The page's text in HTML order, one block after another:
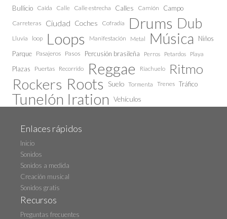
Bullicio Caida Calle Calle estrecha Calles Camión Campo
Carreteras Ciudad Coches Cofradía Drums Dub
Lluvia loop Loops Manifestación Metal Música
Niños
Parque Pasajeros Pasos Percusión brasileña Perros Petardos Playa
Plazas Puertas Recorrido Reggae Riachuelo Ritmo
Rockers Roots Suelo Tormenta Trenes Tráfico
Tunelón Iration Vehículos
Enlaces rápidos
Inicio
Sonidos
Sonidos a medida
Creación musical
Sonidos gratis
Recursos
Preguntas frecuentes